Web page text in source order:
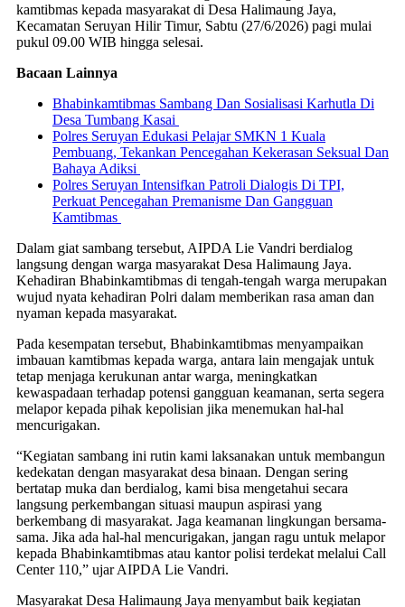
kamtibmas kepada masyarakat di Desa Halimaung Jaya,
Kecamatan Seruyan Hilir Timur, Sabtu (27/6/2026) pagi mulai
pukul 09.00 WIB hingga selesai.
Bacaan Lainnya
Bhabinkamtibmas Sambang Dan Sosialisasi Karhutla Di
Desa Tumbang Kasai
Polres Seruyan Edukasi Pelajar SMKN 1 Kuala
Pembuang, Tekankan Pencegahan Kekerasan Seksual Dan
Bahaya Adiksi
Polres Seruyan Intensifkan Patroli Dialogis Di TPI,
Perkuat Pencegahan Premanisme Dan Gangguan
Kamtibmas
Dalam giat sambang tersebut, AIPDA Lie Vandri berdialog
langsung dengan warga masyarakat Desa Halimaung Jaya.
Kehadiran Bhabinkamtibmas di tengah-tengah warga merupakan
wujud nyata kehadiran Polri dalam memberikan rasa aman dan
nyaman kepada masyarakat.
Pada kesempatan tersebut, Bhabinkamtibmas menyampaikan
imbauan kamtibmas kepada warga, antara lain mengajak untuk
tetap menjaga kerukunan antar warga, meningkatkan
kewaspadaan terhadap potensi gangguan keamanan, serta segera
melapor kepada pihak kepolisian jika menemukan hal-hal
mencurigakan.
“Kegiatan sambang ini rutin kami laksanakan untuk membangun
kedekatan dengan masyarakat desa binaan. Dengan sering
bertatap muka dan berdialog, kami bisa mengetahui secara
langsung perkembangan situasi maupun aspirasi yang
berkembang di masyarakat. Jaga keamanan lingkungan bersama-
sama. Jika ada hal-hal mencurigakan, jangan ragu untuk melapor
kepada Bhabinkamtibmas atau kantor polisi terdekat melalui Call
Center 110,” ujar AIPDA Lie Vandri.
Masyarakat Desa Halimaung Jaya menyambut baik kegiatan